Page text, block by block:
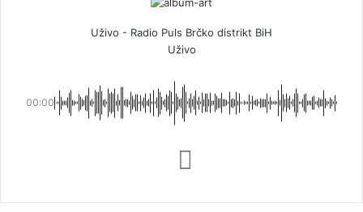
Uživo - Radio Puls Brčko distrikt BiH
Uživo
00:00